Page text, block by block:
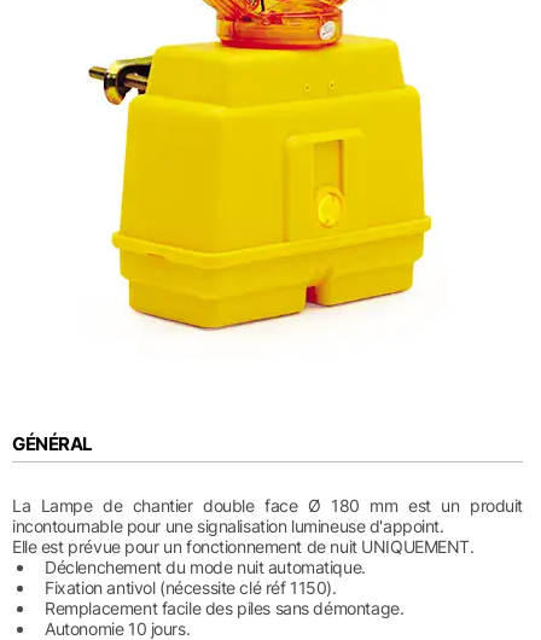
GÉNÉRAL
La Lampe de chantier double face Ø 180 mm est un produit
incontournable pour une signalisation lumineuse d'appoint.
Elle est prévue pour un fonctionnement de nuit UNIQUEMENT.
Déclenchement du mode nuit automatique.
Fixation antivol (nécessite clé réf 1150).
Remplacement facile des piles sans démontage.
Autonomie 10 jours.